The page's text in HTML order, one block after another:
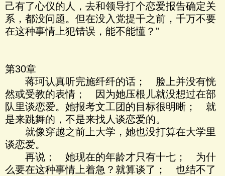
己有了心仪的人，去和领导打个恋爱报告确定关
系，都没问题。但在没入党提干之前，千万不要
在这种事情上犯错误，能不能懂？”
第30章
蒋珂认真听完施纤纤的话； 脸上并没有恍
然或受教的表情； 因为她压根儿就没想过在部
队里谈恋爱。她报考文工团的目标很明晰； 就
是来跳舞的，不是来找人谈恋爱的。
就像穿越之前上大学，她也没打算在大学里
谈恋爱。
再说； 她现在的年龄才只有十七； 为什
么要在这种事情上着急？就算谈了； 也结不了